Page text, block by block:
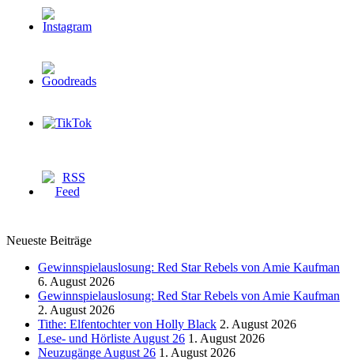
Neueste Beiträge
Gewinnspielauslosung: Red Star Rebels von Amie Kaufman
6. August 2026
Gewinnspielauslosung: Red Star Rebels von Amie Kaufman
2. August 2026
Tithe: Elfentochter von Holly Black 2. August 2026
Lese- und Hörliste August 26 1. August 2026
Neuzugänge August 26 1. August 2026